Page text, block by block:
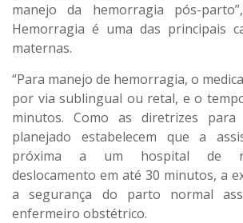
manejo da hemorragia pós-
Hemorragia é uma das principais
maternas.
“Para manejo de hemorragia, o
por via sublingual ou retal, e o
minutos. Como as diretrizes
planejado estabelecem que a
próxima a um hospital de
deslocamento em até 30 minutos, a
a segurança do parto normal
enfermeiro obstétrico.